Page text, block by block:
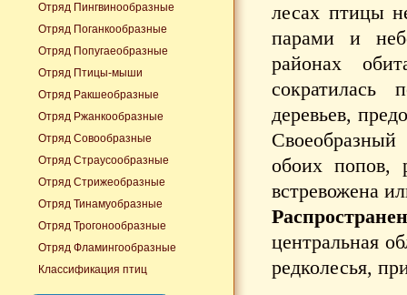
лесах птицы
парами и
районах
сократилась
деревьев,
обоих попов,
встревожена
центральная
редколесья,
Отряд Пингвинообразные
Отряд Поганкообразные
Отряд Попугаеобразные
Отряд Птицы-мыши
Отряд Ракшеобразные
Отряд Ржанкообразные
Отряд Совообразные
Отряд Страусообразные
Отряд Стрижеобразные
Отряд Тинамуобразные
Отряд Трогонообразные
Отряд Фламингообразные
Классификация птиц